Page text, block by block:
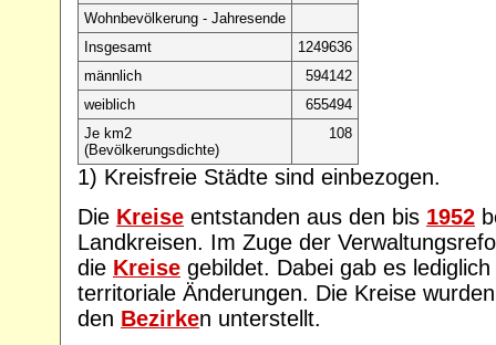
Wohnbevölkerung - Jahresende
Insgesamt
1249636
männlich
594142
weiblich
655494
Je km2
(Bevölkerungsdichte)
108
1) Kreisfreie Städte sind einbezogen.
Die Kreise entstanden aus den bis 1952
Landkreisen. Im Zuge der
die Kreise gebildet. Dabei gab es
territoriale Änderungen. Die Kreise
den Bezirken unterstellt.